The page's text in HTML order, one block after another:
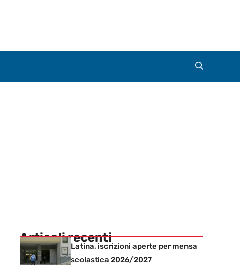
Articoli recenti
Latina, iscrizioni aperte per mensa
scolastica 2026/2027